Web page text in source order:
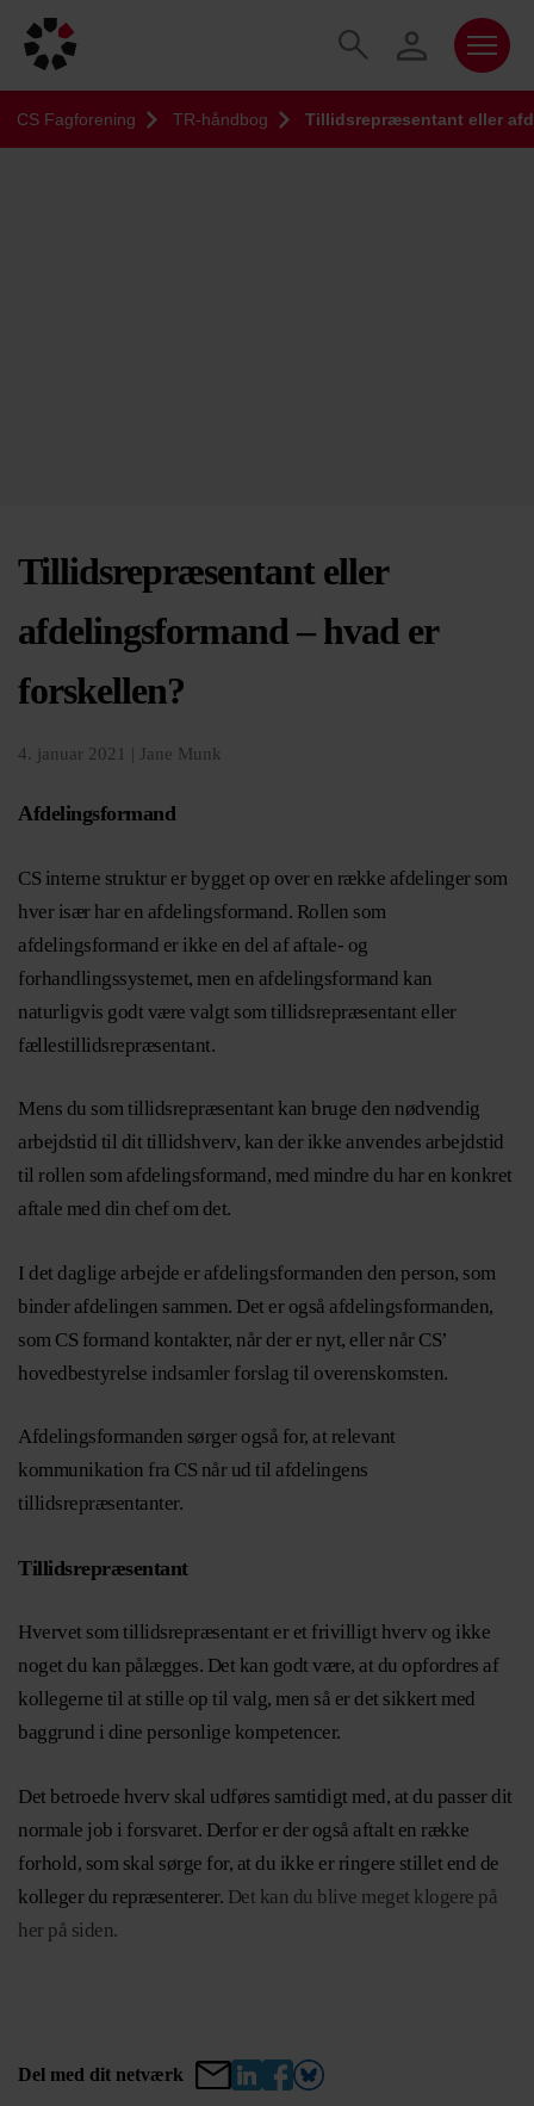
CS Fagforening TR-håndbog Tillidsrepræsentant eller
Tillidsrepræsentant eller
afdelingsformand – hvad er
forskellen?
4. januar 2021 | Jane Munk
Afdelingsformand
CS interne struktur er bygget op over en række afdelinger som
hver især har en afdelingsformand. Rollen som
afdelingsformand er ikke en del af aftale- og
forhandlingssystemet, men en afdelingsformand kan
naturligvis godt være valgt som tillidsrepræsentant eller
fællestillidsrepræsentant.
Mens du som tillidsrepræsentant kan bruge den nødvendig
arbejdstid til dit tillidshverv, kan der ikke anvendes arbejdstid
til rollen som afdelingsformand, med mindre du har en konkret
aftale med din chef om det.
I det daglige arbejde er afdelingsformanden den person, som
binder afdelingen sammen. Det er også afdelingsformanden,
som CS formand kontakter, når der er nyt, eller når CS’
hovedbestyrelse indsamler forslag til overenskomsten.
Afdelingsformanden sørger også for, at relevant
kommunikation fra CS når ud til afdelingens
tillidsrepræsentanter.
Tillidsrepræsentant
Hvervet som tillidsrepræsentant er et frivilligt hverv og ikke
noget du kan pålægges. Det kan godt være, at du opfordres af
kollegerne til at stille op til valg, men så er det sikkert med
baggrund i dine personlige kompetencer.
Det betroede hverv skal udføres samtidigt med, at du passer dit
normale job i forsvaret. Derfor er der også aftalt en række
forhold, som skal sørge for, at du ikke er ringere stillet end de
kolleger du repræsenterer. Det kan du blive meget klogere på
her på siden.
Del med dit netværk